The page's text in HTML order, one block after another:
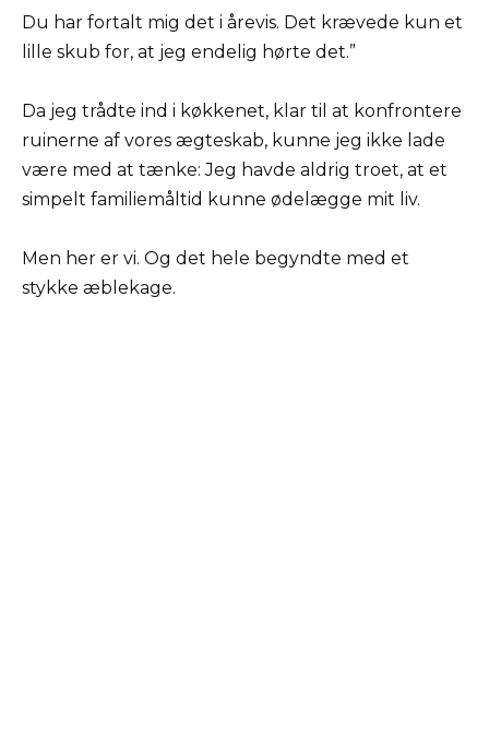
Du har fortalt mig det i årevis. Det krævede kun et
lille skub for, at jeg endelig hørte det.”
Da jeg trådte ind i køkkenet, klar til at konfrontere
ruinerne af vores ægteskab, kunne jeg ikke lade
være med at tænke: Jeg havde aldrig troet, at et
simpelt familiemåltid kunne ødelægge mit liv.
Men her er vi. Og det hele begyndte med et
stykke æblekage.